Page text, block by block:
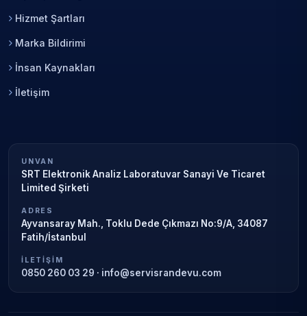
Hizmet Şartları
Marka Bildirimi
İnsan Kaynakları
İletişim
UNVAN
SRT Elektronik Analiz Laboratuvar Sanayi Ve Ticaret
Limited Şirketi
ADRES
Ayvansaray Mah., Toklu Dede Çıkmazı No:9/A, 34087
Fatih/İstanbul
İLETIŞIM
0850 260 03 29 · info@servisrandevu.com